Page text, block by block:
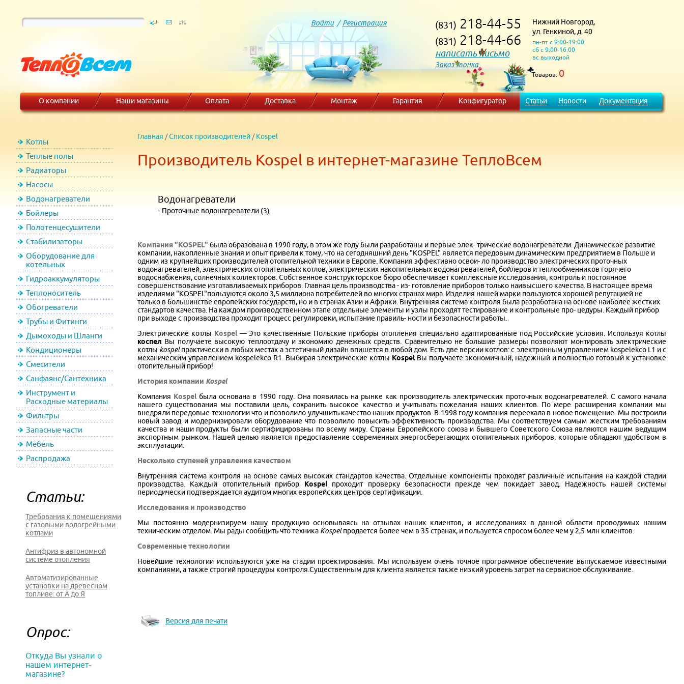
Войти/ Регистрация (831) 218-44-55
(831) 218-44-66
написать письмо
Заказ звонка
Нижний Новгород,
ул. Генкиной, д. 40
пн-пт с 9:00-19:00
сб с 9:00-16:00
вс выходной
Товаров: 0
О компании Наши магазины Оплата Доставка Монтаж Гарантия Конфигуратор Статьи Новости Документация
Котлы
Теплые полы
Радиаторы
Насосы
Водонагреватели
Бойлеры
Полотенцесушители
Стабилизаторы
Оборудование для
котельных
Гидроаккумуляторы
Теплоноситель
Обогреватели
Трубы и Фитинги
Дымоходы и Шланги
Кондиционеры
Смесители
Санфаянс/Сантехника
Инструмент и
Расходные материалы
Фильтры
Запасные части
Мебель
Распродажа
Статьи:
Требования к помещениями
с газовыми водогрейными
котлами
Антифриз в автономной
системе отопления
Автоматизированные
установки на древесном
топливе: от А до Я
Опрос:
Откуда Вы узнали о
нашем интернет-
магазине?
Главная /Список производителей / Kospel
Производитель Kospel в интернет-магазине ТеплоВсем
Водонагреватели
- Проточные водонагреватели (3)
Компания "KOSPEL" была образована в 1990 году, в этом же году были разработаны и первые элек- трические водонагреватели. Динамическое развитие
компании, накопленные знания и опыт привели к тому, что на сегодняшний день "KOSPEL" является передовым динамическим предприятием в Польше и
одним из крупнейших производителей отопительной техники в Европе. Компания эффективно освои- ло производство электрических проточных
водонагревателей, электрических отопительных котлов, электрических накопительных водонагревателей, бойлеров и теплообменников горячего
водоснабжения, солнечных коллекторов. Собственное конструкторское бюро обеспечивает комплексные исследования, контроль и постоянное
совершенствование изготавливаемых приборов. Главная цель производства - из- готовление приборов только наивысшего качества. В настоящее время
изделиями "KOSPEL"пользуются около 3,5 миллиона потребителей во многих странах мира. Изделия нашей марки пользуются хорошей репутацией не
только в большинстве европейских государств, но и в странах Азии и Африки. Внутренняя система контроля была разработана на основе наиболее жестких
стандартов качества. На каждом производственном этапе отдельные элементы и узлы проходят тестирование и контрольные про- цедуры. Каждый прибор
при выходе с производства проходит процесс регулировки, испытание правиль- ности и безопасности работы.
Электрические котлы Kospel— Это качественные Польские приборы отопления специально адаптированные под Российские условия. Используя котлы
коспел Вы получаете высокую теплоотдачу и экономию денежных средств. Сравнительно не большие размеры позволяют монтировать электрические
котлы kospelпрактически в любых местах а эстетичный дизайн впишется в любой дом. Есть две версии котлов: с электронным управлением kospelekco L1 и с
механическим управлением kospelekco R1. Выбирая электрические котлы KospelВы получаете экономичный, надежный и полностью готовый к установке
отопительный прибор!
История компании Kospel
Компания Kospel была основана в 1990 году. Она появилась на рынке как производитель электрических проточных водонагревателей. С самого начала
нашего существования мы поставили цель, сохранить высокое качество и учитывать пожелания наших клиентов. По мере расширения компании мы
внедряли передовые технологии что и позволило улучшить качество наших продуктов. В 1998 году компания переехала в новое помещение. Мы построили
новый завод и модернизировали оборудование что позволило повысить эффективность производства. Мы соответствуем самым жестким требованиям
качества и наши продукты были сертифицированы по всему миру. Страны Европейского союза и бывшего Советского Союза являются нашим ведущим
экспортным рынком. Нашей целью является предоставление современных энергосберегающих отопительных приборов, которые обладают удобством в
эксплуатации.
Несколько ступеней управления качеством
Внутренняя система контроля на основе самых высоких стандартов качества. Отдельные компоненты проходят различные испытания на каждой стадии
производства. Каждый отопительный прибор Kospelпроходит проверку безопасности прежде чем покидает завод. Надежность нашей системы
периодически подтверждается аудитом многих европейских центров сертификации.
Исследования и производство
Мы постоянно модернизируем нашу продукцию основываясь на отзывах наших клиентов, и исследованиях в данной области проводимых нашим
техническим отделом. Мы рады сообщить что техника Kospelпродается более чем в 35 странах, и пользуется спросом более чем у 2,5 млн клиентов.
Современные технологии
Новейшие технологии используются уже на стадии проектирования. Мы используем очень точное программное обеспечение выпускаемое известными
компаниями, а также строгий процедуры контроля.Существенным для клиента является также низкий уровень затрат на сервисное обслуживание.
Версия для печати